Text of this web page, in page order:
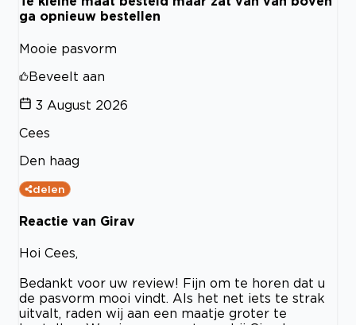
ga opnieuw bestellen
Mooie pasvorm
Beveelt aan
3 August 2026
Cees
Den haag
delen
Reactie van Girav
Hoi Cees,
Bedankt voor uw review! Fijn om te horen dat u
de pasvorm mooi vindt. Als het net iets te strak
uitvalt, raden wij aan een maatje groter te